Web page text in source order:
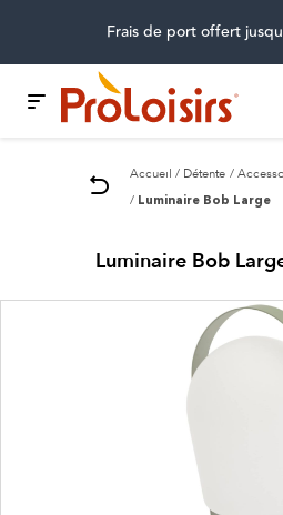
Frais de port offert
Accueil Détente
Luminaire Bob Large
Luminaire Bob